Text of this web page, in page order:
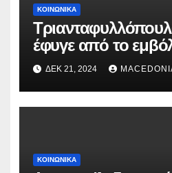
ΚΟΙΝΩΝΙΚΆ
έφυγε από το
ΔΕΚ 21, 2024
ΚΟΙΝΩΝΙΚΆ